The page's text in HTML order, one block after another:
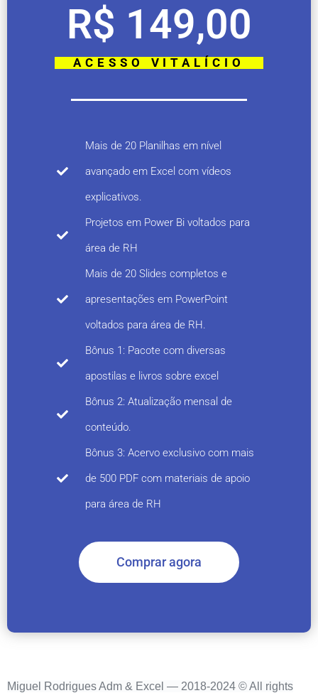
R$ 149,00
ACESSO VITALÍCIO
Mais de 20 Planilhas em nível
avançado em Excel com vídeos
explicativos.
Projetos em Power Bi voltados para
área de RH
Mais de 20 Slides completos e
apresentações em PowerPoint
voltados para área de RH.
Bônus 1: Pacote com diversas
apostilas e livros sobre excel
Bônus 2: Atualização mensal de
conteúdo.
Bônus 3: Acervo exclusivo com mais
de 500 PDF com materiais de apoio
para área de RH
Comprar agora
Miguel Rodrigues Adm & Excel — 2018-2024 © All rights